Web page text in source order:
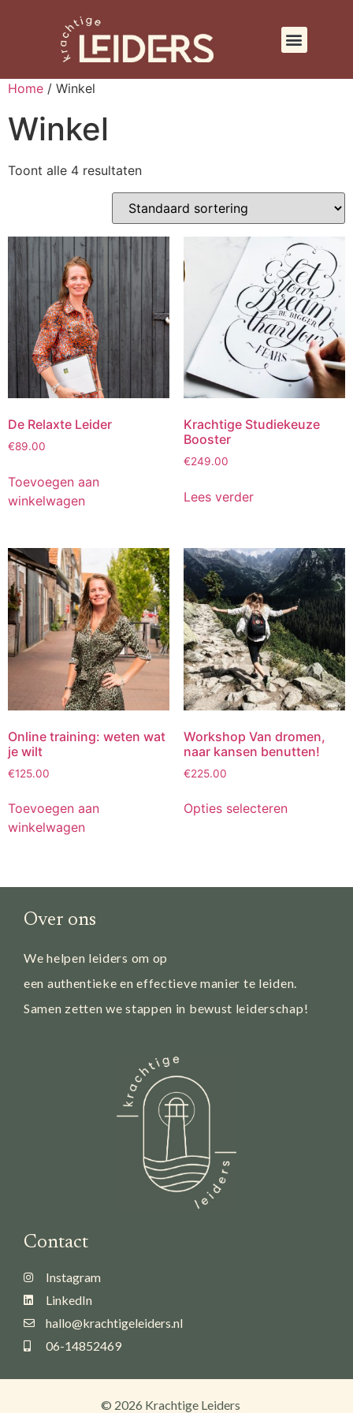
Home / Winkel
Winkel
Toont alle 4 resultaten
De Relaxte Leider
€89.00
Toevoegen aan
winkelwagen
Krachtige Studiekeuze
Booster
€249.00
Lees verder
Online training: weten wat
je wilt
€125.00
Toevoegen aan
winkelwagen
Workshop Van dromen,
naar kansen benutten!
€225.00
Opties selecteren
Over ons
We helpen leiders om op
een authentieke en effectieve manier te leiden.
Samen zetten we stappen in bewust leiderschap!
Contact
Instagram
LinkedIn
hallo@krachtigeleiders.nl
06-14852469
© 2026 Krachtige Leiders